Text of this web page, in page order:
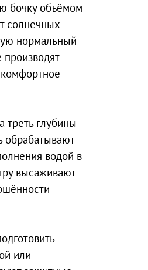
бочку объёмом
солнечных
нормальный
треть глубины
обрабатывают
водой в
высаживают
или